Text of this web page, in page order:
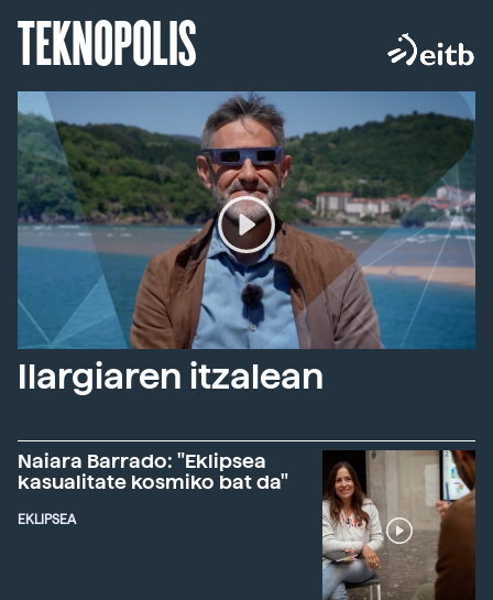
TEKNOPOLIS
Ilargiaren itzalean
Naiara Barrado: "Eklipsea
kasualitate kosmiko bat da"
EKLIPSEA